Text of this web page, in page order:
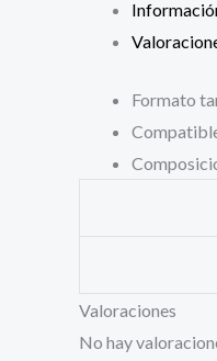
Formato
Valoraciones
No hay